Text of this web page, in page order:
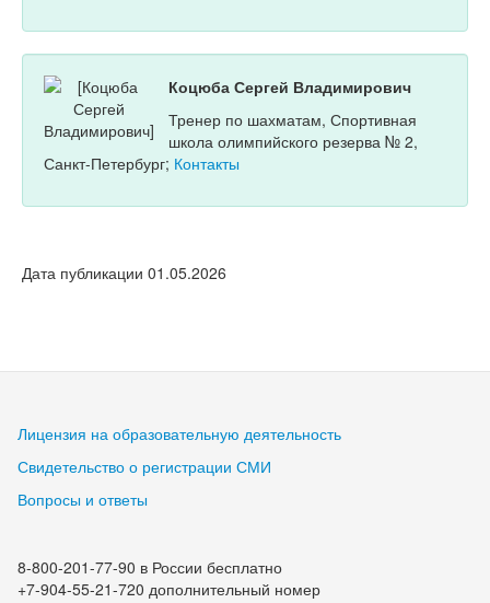
Коцюба Сергей Владимирович
Тренер по шахматам, Спортивная
школа олимпийского резерва № 2,
Санкт-Петербург; Контакты
Дата публикации 01.05.2026
Лицензия на образовательную деятельность
Свидетельство о регистрации СМИ
Вопросы и ответы
8-800-201-77-90 в России бесплатно
+7-904-55-21-720 дополнительный номер